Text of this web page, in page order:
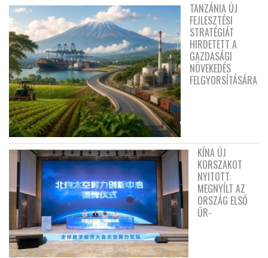
TANZÁNIA ÚJ
FEJLESZTÉSI
STRATÉGIÁT
HIRDETETT A
GAZDASÁGI
NÖVEKEDÉS
FELGYORSÍTÁSÁRA
KÍNA ÚJ
KORSZAKOT
NYITOTT:
MEGNYÍLT AZ
ORSZÁG ELSŐ
ŰR-